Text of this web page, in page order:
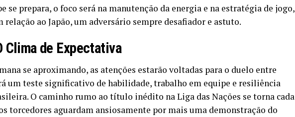
se prepara, o foco será na manutenção da energia e na estratégia de jogo,
relação ao Japão, um adversário sempre desafiador e astuto.
Clima de Expectativa
se aproximando, as atenções estarão voltadas para o duelo entre
um teste significativo de habilidade, trabalho em equipe e resiliência
O caminho rumo ao título inédito na Liga das Nações se torna cada
torcedores aguardam ansiosamente por mais uma demonstração do